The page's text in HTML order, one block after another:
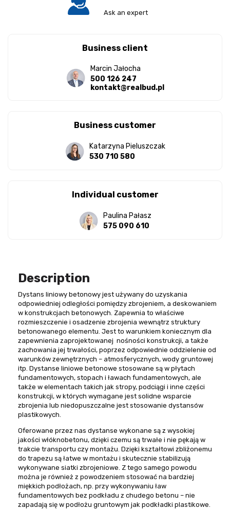
Ask an expert
Individual customer
Paulina Pałasz
575 090 610
Business client
Marcin Jałocha
500 126 247
kontakt@realbud.pl
Business customer
Katarzyna Pieluszczak
530 710 580
Description
Dystans liniowy betonowy jest używany do uzyskania
odpowiedniej odległości pomiędzy zbrojeniem, a deskowaniem
w konstrukcjach betonowych. Zapewnia to właściwe
rozmieszczenie i osadzenie zbrojenia wewnątrz struktury
betonowanego elementu. Jest to warunkiem koniecznym dla
zapewnienia zaprojektowanej nośności konstrukcji, a także
zachowania jej trwałości, poprzez odpowiednie oddzielenie od
warunków zewnętrznych – atmosferycznych, wody gruntowej
itp. Dystanse liniowe betonowe stosowane są w płytach
fundamentowych, stopach i ławach fundamentowych, ale
także w elementach takich jak stropy, podciągi i inne części
konstrukcji, w których wymagane jest solidne wsparcie
zbrojenia lub niedopuszczalne jest stosowanie dystansów
plastikowych.
Oferowane przez nas dystanse wykonane są z wysokiej
jakości włóknobetonu, dzięki czemu są trwałe i nie pękają w
trakcie transportu czy montażu. Dzięki kształtowi zbliżonemu
do trapezu są łatwe w montażu i skutecznie stabilizują
wykonywane siatki zbrojeniowe. Z tego samego powodu
można je również z powodzeniem stosować na bardziej
miękkich podłożach, np. przy wykonywaniu ław
fundamentowych bez podkładu z chudego betonu – nie
zapadają się w podłożu gruntowym jak podkładki plastikowe.